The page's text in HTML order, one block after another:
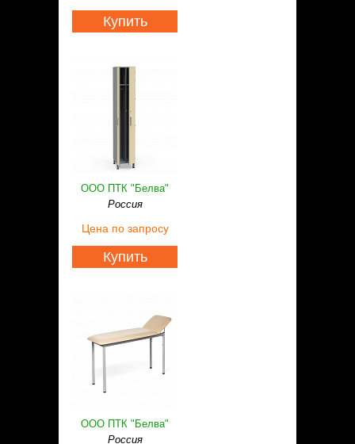
Купить
ООО ПТК "Белва"
Россия
Цена по запросу
Купить
ООО ПТК "Белва"
Россия